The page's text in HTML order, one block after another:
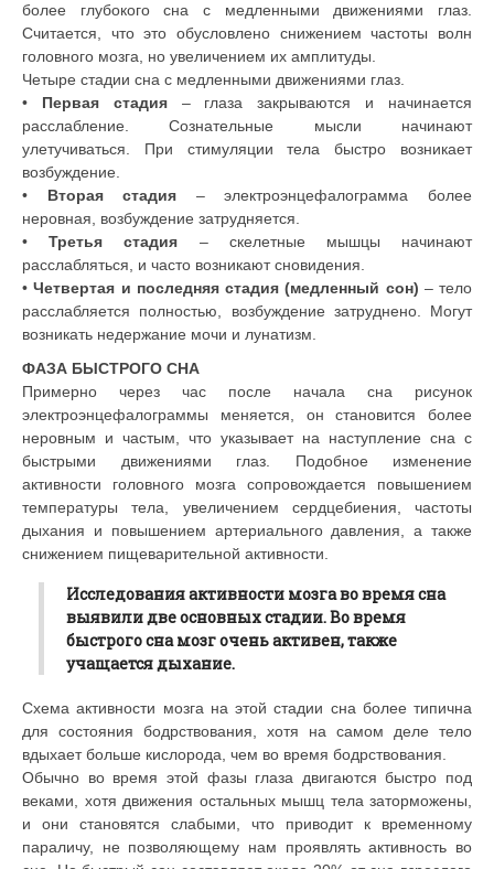
более глубокого сна с медленными движениями глаз.
Считается, что это обусловлено снижением частоты волн
головного мозга, но увеличением их амплитуды.
Четыре стадии сна с медленными движениями глаз.
• Первая стадия– глаза закрываются и начинается
расслабление. Сознательные мысли начинают
улетучиваться. При стимуляции тела быстро возникает
возбуждение.
• Вторая стадия – электроэнцефалограмма более
неровная, возбуждение затрудняется.
•Третья стадия – скелетные мышцы начинают
расслабляться, и часто возникают сновидения.
•Четвертая и последняя стадия(медленный сон) – тело
расслабляется полностью, возбуждение затруднено. Могут
возникать недержание мочи и лунатизм.
ФАЗА БЫСТРОГО СНА
Примерно через час после начала сна рисунок
электроэнцефалограммы меняется, он становится более
неровным и частым, что указывает на наступление сна с
быстрыми движениями глаз. Подобное изменение
активности головного мозга сопровождается повышением
температуры тела, увеличением сердцебиения, частоты
дыхания и повышением артериального давления, а также
снижением пищеварительной активности.
Исследования активности мозга во время сна
выявили две основных стадии. Во время
быстрого сна мозг очень активен, также
учащается дыхание.
Схема активности мозга на этой стадии сна более типична
для состояния бодрствования, хотя на самом деле тело
вдыхает больше кислорода, чем во время бодрствования.
Обычно во время этой фазы глаза двигаются быстро под
веками, хотя движения остальных мышц тела заторможены,
и они становятся слабыми, что приводит к временному
параличу, не позволяющему нам проявлять активность во